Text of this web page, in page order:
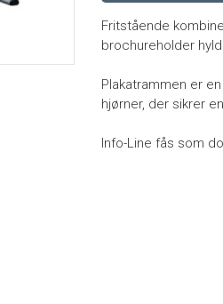
Fritstående
brochureholder
Plakatrammen er
hjørner, der sikrer
Info-Line fås som